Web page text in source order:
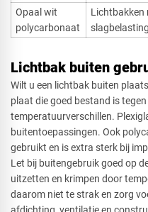
Opaal wit
polycarbonaat
Lichtbakken
slagbelasting
Lichtbak buiten
Wilt u een lichtbak buiten
plaat die goed bestand is
temperatuurverschillen.
buitentoepassingen. Ook
gebruikt en is extra sterk bij
Let bij buitengebruik goed op
uitzetten en krimpen door
daarom niet te strak en zorg